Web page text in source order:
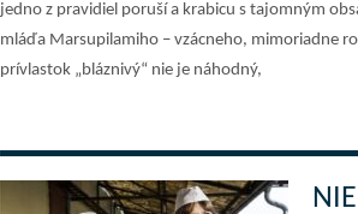
jedno z pravidiel poruší a krabicu s tajomným
mláďa Marsupilamiho – vzácneho, mimoriadne
prívlastok „bláznivý“ nie je náhodný,